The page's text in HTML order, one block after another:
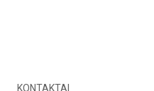
KONTAKTAI